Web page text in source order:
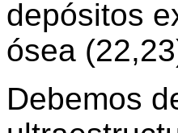
depósitos
ósea
Debemos